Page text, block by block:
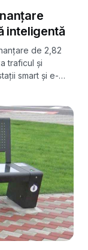
inteligentă
de 2,82
traficul și
smart și e-